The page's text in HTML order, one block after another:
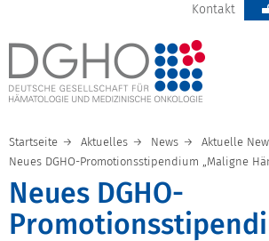
Kontakt
Startseite Aktuelles News Aktuelle
Neues DGHO-Promotionsstipendium „Maligne
Neues DGHO-